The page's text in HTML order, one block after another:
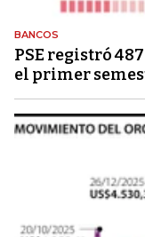
BANCOS
PSE registró
el primer